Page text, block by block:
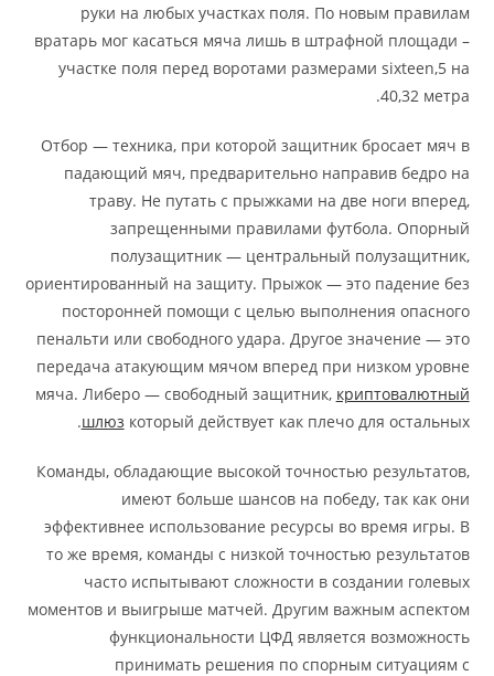
руки на любых участках поля. По новым правилам
вратарь мог касаться мяча лишь в штрафной площади –
участке поля перед воротами размерами sixteen,5 на
40,32 метра.
Отбор — техника, при которой защитник бросает мяч в
падающий мяч, предварительно направив бедро на
траву. Не путать с прыжками на две ноги вперед,
запрещенными правилами футбола. Опорный
полузащитник — центральный полузащитник,
ориентированный на защиту. Прыжок — это падение без
посторонней помощи с целью выполнения опасного
пенальти или свободного удара. Другое значение — это
передача атакующим мячом вперед при низком уровне
мяча. Либеро — свободный защитник, криптовалютный
шлюз который действует как плечо для остальных.
Команды, обладающие высокой точностью результатов,
имеют больше шансов на победу, так как они
эффективнее использование ресурсы во время игры. В
то же время, команды с низкой точностью результатов
часто испытывают сложности в создании голевых
моментов и выигрыше матчей. Другим важным аспектом
функциональности ЦФД является возможность
принимать решения по спорным ситуациям с